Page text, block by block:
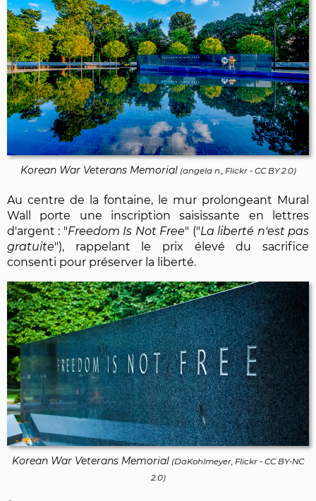
Korean War Veterans Memorial(angela n., Flickr- CC BY 2.0)
Au centre de la fontaine, le mur prolongeant Mural
Wall porte une inscription saisissante en lettres
d'argent : "Freedom Is Not Free" ("La liberté n'est pas
gratuite"), rappelant le prix élevé du sacrifice
consenti pour préserver la liberté.
Korean War Veterans Memorial (DaKohlmeyer, Flickr - CC BY-NC
2.0)